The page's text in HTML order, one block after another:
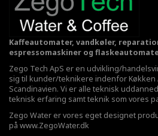
Kaffeautomater, vandkøler,
espressomaskiner og
Zego Tech ApS er en udvikling/
sig til kunder/teknikere indenfor Køkken
Scandinavien. Vi er alle teknisk
teknisk erfaring samt teknik som vores
Zego Water er vores eget designet
på www.ZegoWater.dk